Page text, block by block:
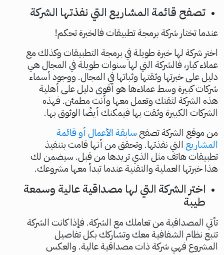
تصفح قائمة المشاريع التي نفذتها الشركة
عندما تختار شركة برمجة تطبيقات فالخبرة تحكم!
اختر شركة لها خبرة طويلة في برمجة التطبيقات وكذلك مع
عملاء كبار، فالشركة التي لها سنوات طويلة في المجال هي
دليل على خبرتها وثقتها وثباتها في المجال. ووجود أسماء
شركات كبيرة وسط عملاءها هو أقوى دليل على أهلية
هذه الشركة لثقتك وتعمل معها وأنت مطمئن. فهذه
الشركات الكبيرة وثقت بها فيمكنك أيضًا الوثوق بها.
من موقع الشركة تصفحسابقة الأعمال أو قائمة
المشاريع التي نفذتها. وتحقق من أنها قامت بتنفيذ
تطبيقات هاتف مثل الذي تريدها من قبل. سيضمن لك
هذا خبرتها العملية والتقنية عندما تبدأ معها مشروعك.
اختر الشركة التي لها مصداقية عالية وسمعة
طيبة
تأتي المصداقية من تعاملك مع الشركة. فإذا كانت الشركة
تتبع نظام الشفافية معك وتشاركك بكل تفاصيل
المشروع فهي شركة ذات مصداقية عالية. والعكس